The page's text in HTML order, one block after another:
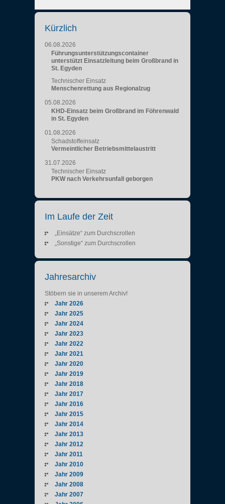
Kürzlich
06.08.2026
Führungsunterstützungscontainer
unterstützt Einsatzleitung beim Großbrand in
St. Egyden
Technischer Einsatz
Menschenrettung aus Regionalzug
05.08.2026
KHD-Einsatz beim Großbrand im Föhrenwald
in St. Egyden
01.08.2026
Schadstoffeinsatz
Vermeintlicher Betriebsmittelaustritt
31.07.2026
Technischer Einsatz
PKW nach Verkehrsunfall geborgen
Im Laufe der Zeit
„Einsätze“ zum Durchscrollen
„Sonstige“ zum Durchscrollen
Jahresarchiv
Stöbern sie in unserem Archiv!
Jahr 2026
Jahr 2025
Jahr 2024
Jahr 2023
Jahr 2022
Jahr 2021
Jahr 2020
Jahr 2019
Jahr 2018
Jahr 2017
Jahr 2016
Jahr 2015
Jahr 2014
Jahr 2013
Jahr 2012
Jahr 2011
Jahr 2010
Jahr 2009
Jahr 2008
Jahr 2007